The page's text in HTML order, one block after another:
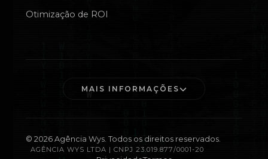
Otimização de ROI
MAIS INFORMAÇÕES
© 2026Agência Wys. Todos os direitos reservados.
AGÊNCIA WYS LTDA | CNPJ 23.019.877/0001-20